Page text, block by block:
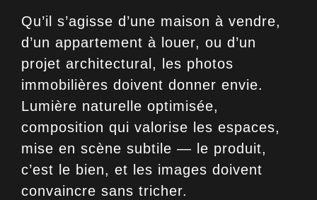
Qu’il s’agisse d’une maison à vendre,
d’un appartement à louer, ou d’un
projet architectural, les photos
immobilières doivent donner envie.
Lumière naturelle optimisée,
composition qui valorise les espaces,
mise en scène subtile — le produit,
c’est le bien, et les images doivent
convaincre sans tricher.